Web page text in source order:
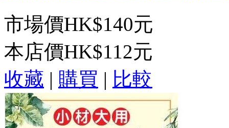
市場價HK$140元
本店價HK$112元
收藏 | 購買 | 比較